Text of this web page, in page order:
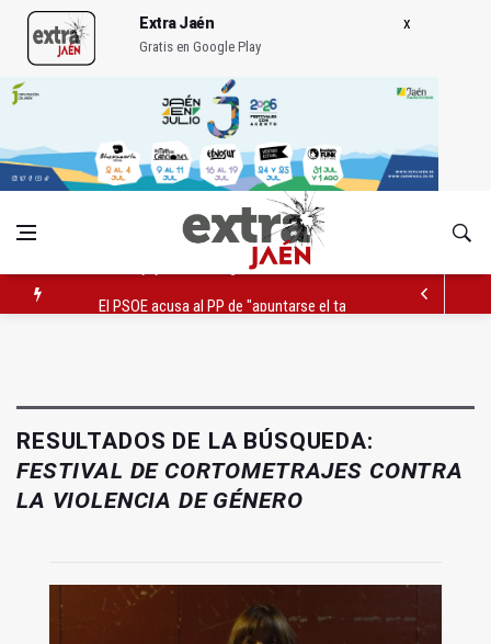
Extra Jaén
Gratis en Google Play
El PSOE acusa al PP de "apuntarse el tanto" de los datos de
RESULTADOS DE LA BÚSQUEDA:
FESTIVAL DE CORTOMETRAJES CONTRA
LA VIOLENCIA DE GÉNERO